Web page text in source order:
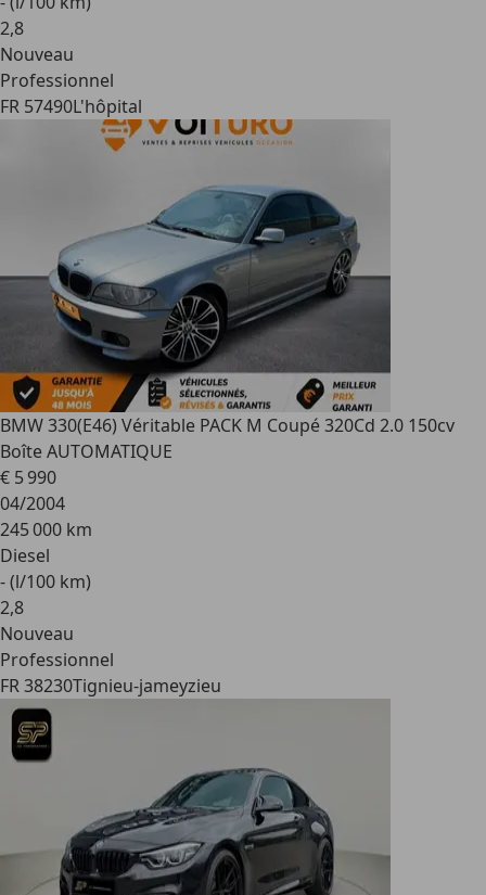
2,8
Nouveau
Professionnel
FR 57490L'hôpital
BMW 330(E46) Véritable PACK M Coupé 320Cd 2.0 150cv
Boîte AUTOMATIQUE
€ 5 990
04/2004
245 000 km
Diesel
- (l/100 km)
2,8
Nouveau
Professionnel
FR 38230Tignieu-jameyzieu